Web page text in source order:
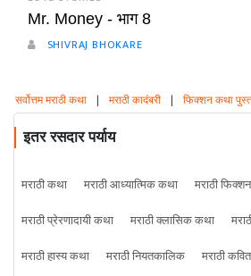
Mr. Money - भाग 8
SHIVRAJ BHOKARE
सर्वोत्तम मराठी कथा | मराठी कादंबरी | फिक्शन कथा
इतर रसदार पर्याय
मराठी कथा मराठी आध्यात्मिक कथा
मराठी
मराठी प्रेरणादायी कथा
मराठी क्लासिक कथा
मराठी हास्य कथा
मराठी नियतकालिक मराठी